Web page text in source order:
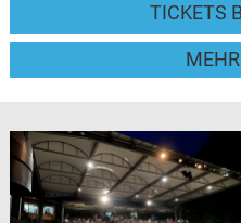
TICKETS